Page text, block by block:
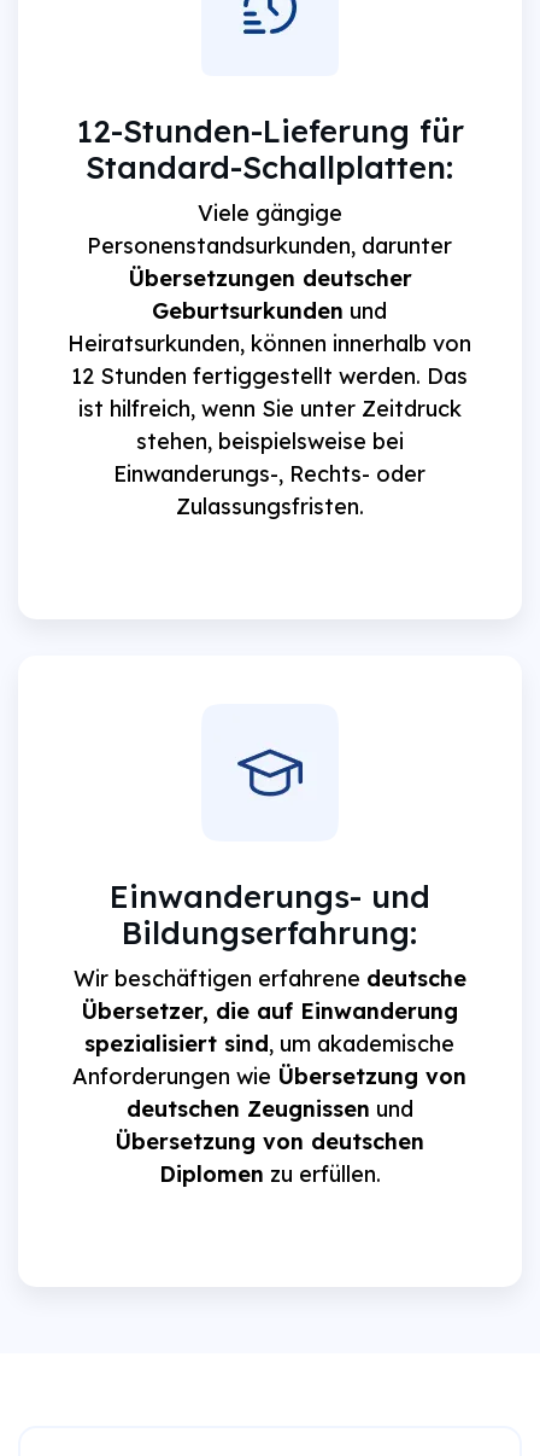
12-Stunden-Lieferung für
Standard-Schallplatten:
Viele gängige
Personenstandsurkunden, darunter
Übersetzungen deutscher
Geburtsurkunden und
Heiratsurkunden, können innerhalb von
12 Stunden fertiggestellt werden. Das
ist hilfreich, wenn Sie unter Zeitdruck
stehen, beispielsweise bei
Einwanderungs-, Rechts- oder
Zulassungsfristen.
Einwanderungs- und
Bildungserfahrung:
Wir beschäftigen erfahrene deutsche
Übersetzer, die auf Einwanderung
spezialisiert sind, um akademische
Anforderungen wie Übersetzung von
deutschen Zeugnissen und
Übersetzung von deutschen
Diplomen zu erfüllen.